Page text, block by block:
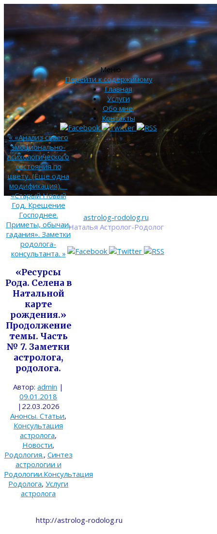
astrolog-rodolog.ru
Наталья Астролог-Родолог
Меню
Перейти к содержимому
Главная
Услуги
Обо мне.
Контакты
««Анализ своего
эмоционально-
психологического
состояния по
цвету. (Еще одна
модификация).
«Старый Новый
Год. Крещение
Господнее.
Приметы, обычаи,
гадания». Заметки
родолога-
консультанта. »
«Ресурсы
Рода. Селена в
Натальной
карте
рождения.»
Продолжение
темы. Часть
№ 7. Заметки
астролога,
родолога.
Автор: admin |
09.01.2018
| 22.03.2026
Анонсы. Статьи,
Консультация
астролога,
Новости,
Родология., Синтез
астрологии и
Родологии.Консультация
Родолога, Услуги
астролога
http://astrolog-rodolog.ru